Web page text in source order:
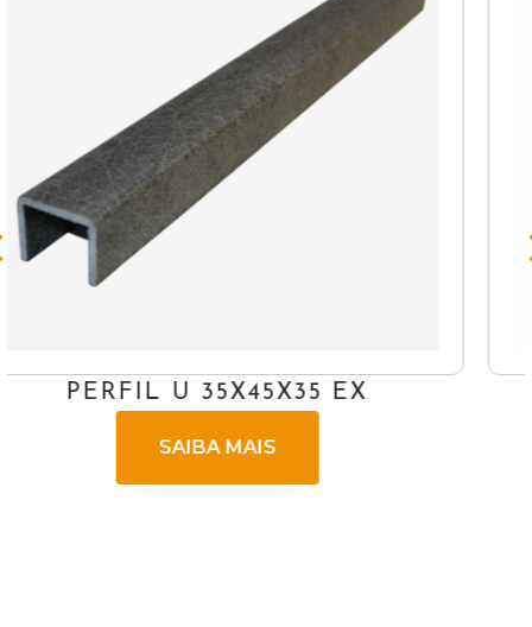
ANTENAS 1.80M
SAIBA MAIS